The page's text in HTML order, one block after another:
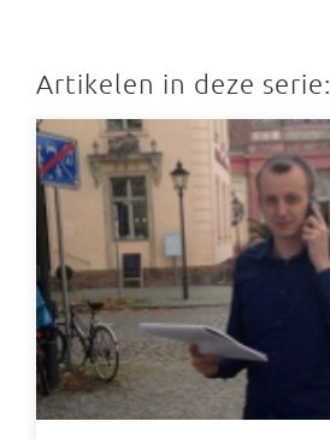
Artikelen in deze serie: